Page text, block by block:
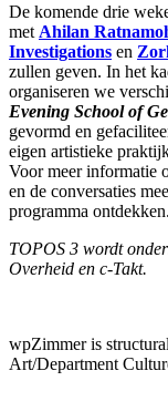
De komende drie
met Ahilan
Investigations en
zullen geven. In het
organiseren we
Evening School of
gevormd en
eigen artistieke
Voor meer informatie
en de conversaties
programma ontdekken.
TOPOS 3 wordt
Overheid en c-Takt.
wpZimmer is
Art/Department